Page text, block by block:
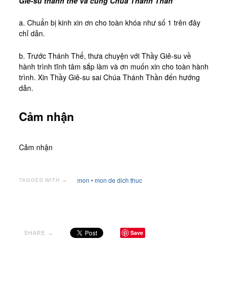
a. Chuẩn bị kinh xin ơn cho toàn khóa như số 1 trên đây
chỉ dẫn.
b. Trước Thánh Thể, thưa chuyện với Thầy Giê-su về
hành trình tĩnh tâm sắp làm và ơn muốn xin cho toàn hành
trình. Xin Thầy Giê-su sai Chúa Thánh Thần đến hướng
dẫn.
Cảm nhận
Cảm nhận
TAGGED WITH → mon •mon de dich thuc
SHARE → Save